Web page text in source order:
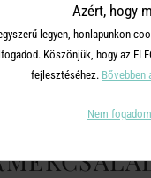
OSZD
Azért, hogy
legyen, honlapunkon
Köszönjük, hogy az
fejlesztéséhez. Bővebben
Nem